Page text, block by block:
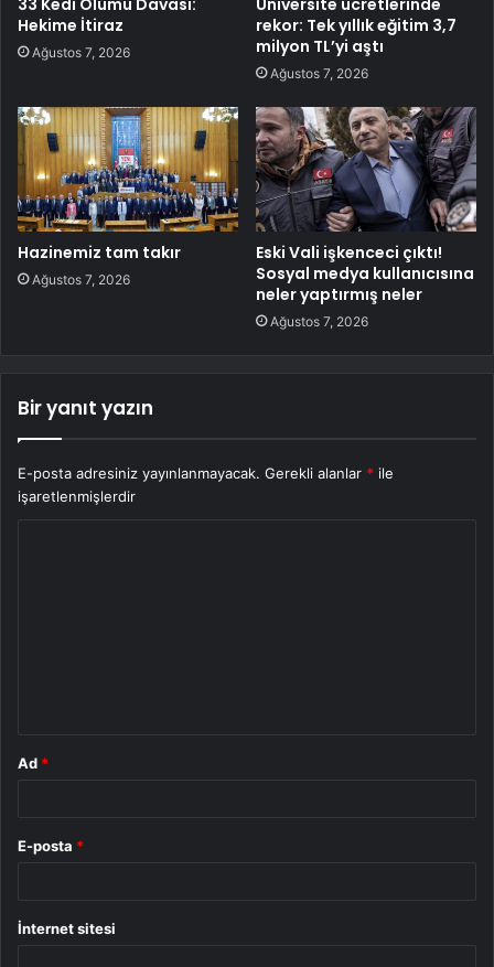
Hekime İtiraz
Ağustos 7, 2026
rekor: Tek yıllık eğitim 3,7
milyon TL’yi aştı
Ağustos 7, 2026
Hazinemiz tam takır
Ağustos 7, 2026
Eski Vali işkenceci çıktı!
Sosyal medya kullanıcısına
neler yaptırmış neler
Ağustos 7, 2026
Bir yanıt yazın
E-posta adresiniz yayınlanmayacak. Gerekli alanlar * ile
işaretlenmişlerdir
Ad *
E-posta *
İnternet sitesi